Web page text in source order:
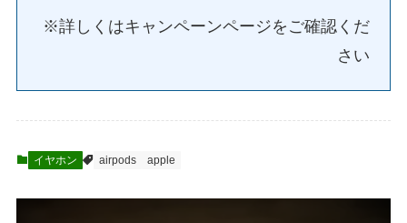
※詳しくはキャンペーンページをご確認くだ
さい
イヤホン airpods apple